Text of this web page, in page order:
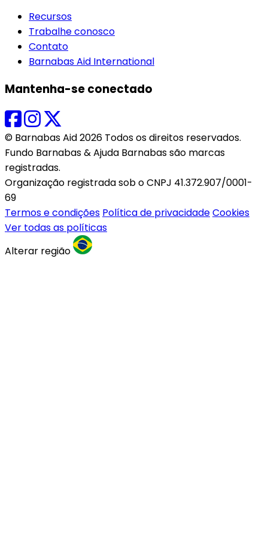
Recursos
Trabalhe conosco
Contato
Barnabas Aid International
Mantenha-se conectado
© Barnabas Aid 2026 Todos os direitos reservados.
Fundo Barnabas & Ajuda Barnabas são marcas
registradas.
Organização registrada sob o CNPJ 41.372.907/0001-
69
Termos e condições Política de privacidadeCookies
Ver todas as políticas
Alterar região